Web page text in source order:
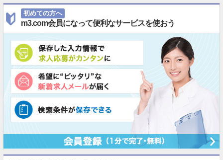
初めての方へ
m3.com会員になって便利なサービスを使おう